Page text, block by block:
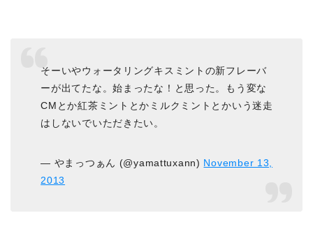
そーいやウォータリングキスミントの新フレーバ
ーが出てたな。始まったな！と思った。もう変な
CMとか紅茶ミントとかミルクミントとかいう迷走
はしないでいただきたい。
— やまっつぁん (@yamattuxann) November 13,
2013